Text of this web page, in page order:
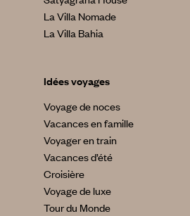
La Villa Nomade
La Villa Bahia
Idées voyages
Voyage de noces
Vacances en famille
Voyager en train
Vacances d’été
Croisière
Voyage de luxe
Tour du Monde